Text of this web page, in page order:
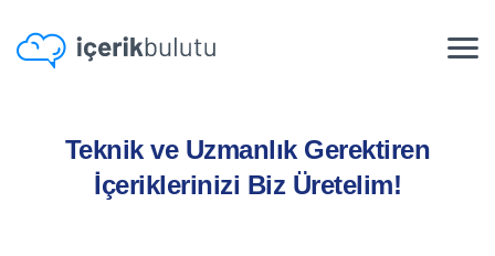
Teknik ve Uzmanlık Gerektiren
İçeriklerinizi Biz Üretelim!